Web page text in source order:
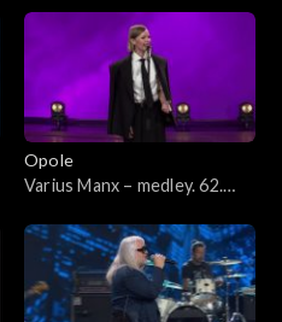
samotności”. 62. KFPP:
Koncert „SuperJedynki”
Opole
Varius Manx – medley. 62.
„SuperJedynki”